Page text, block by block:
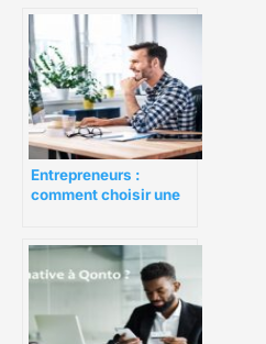
Entrepreneurs :
comment choisir une